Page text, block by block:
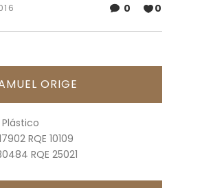
0 0
ORIGE
RQE 10109
RQE 25021